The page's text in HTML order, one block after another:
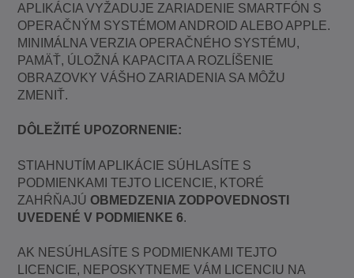
APLIKÁCIA VYŽADUJE ZARIADENIE SMARTFÓN S
OPERAČNÝM SYSTÉMOM ANDROID ALEBO APPLE.
MINIMÁLNA VERZIA OPERAČNÉHO SYSTÉMU,
PAMÄŤ, ÚLOŽNÁ KAPACITA A ROZLÍŠENIE
OBRAZOVKY VÁŠHO ZARIADENIA SA MÔŽU
ZMENIŤ.
DÔLEŽITÉ UPOZORNENIE:
STIAHNUTÍM APLIKÁCIE SÚHLASÍTE S
PODMIENKAMI TEJTO LICENCIE, KTORÉ
ZAHŔŇAJÚOBMEDZENIA ZODPOVEDNOSTI
UVEDENÉ V PODMIENKE 6.
AK NESÚHLASÍTE S PODMIENKAMI TEJTO
LICENCIE, NEPOSKYTNEME VÁM LICENCIU NA